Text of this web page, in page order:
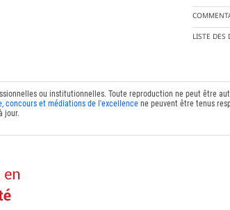
LISTE DES
ou institutionnelles. Toute reproduction ne peut être
concours et médiations de l'excellencene peuvent être tenus
jour.